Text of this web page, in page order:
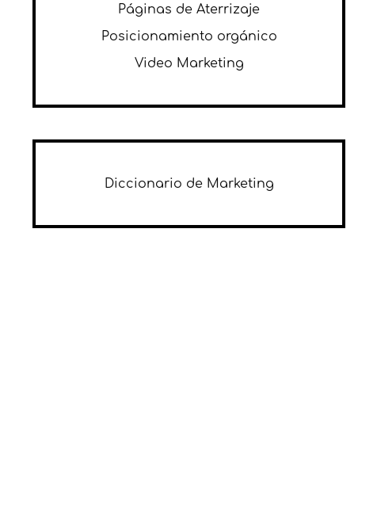
Páginas de Aterrizaje
Posicionamiento orgánico
Video Marketing
Diccionario de Marketing